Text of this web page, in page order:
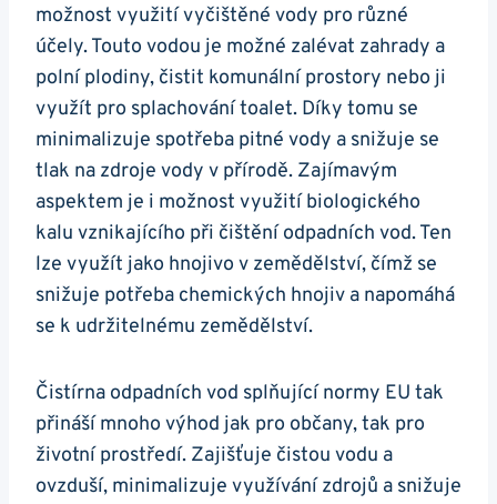
možnost využití vyčištěné vody pro různé
účely. Touto vodou je možné zalévat zahrady a
polní plodiny, čistit komunální prostory nebo ji
využít pro splachování toalet. Díky tomu se
minimalizuje spotřeba pitné vody a snižuje se
tlak na zdroje vody v přírodě. Zajímavým
aspektem je i možnost využití biologického
kalu vznikajícího při čištění odpadních vod. Ten
lze využít jako hnojivo v zemědělství, čímž se
snižuje potřeba chemických hnojiv a napomáhá
se k udržitelnému zemědělství.
Čistírna odpadních vod splňující normy EU tak
přináší mnoho výhod jak pro občany, tak pro
životní prostředí. Zajišťuje čistou vodu a
ovzduší, minimalizuje využívání zdrojů a snižuje